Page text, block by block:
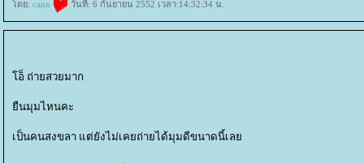
ดย: canx วันที่: 6 กันยายน 2552 เวลา:14:32:34 น.
อ็ ถ่ายสวยมาก
ืนมุมไหนคะ
เป็นคนสงขลา แต่ยังไม่เคยถ่ายได้มุมดีขนาดนี้เล